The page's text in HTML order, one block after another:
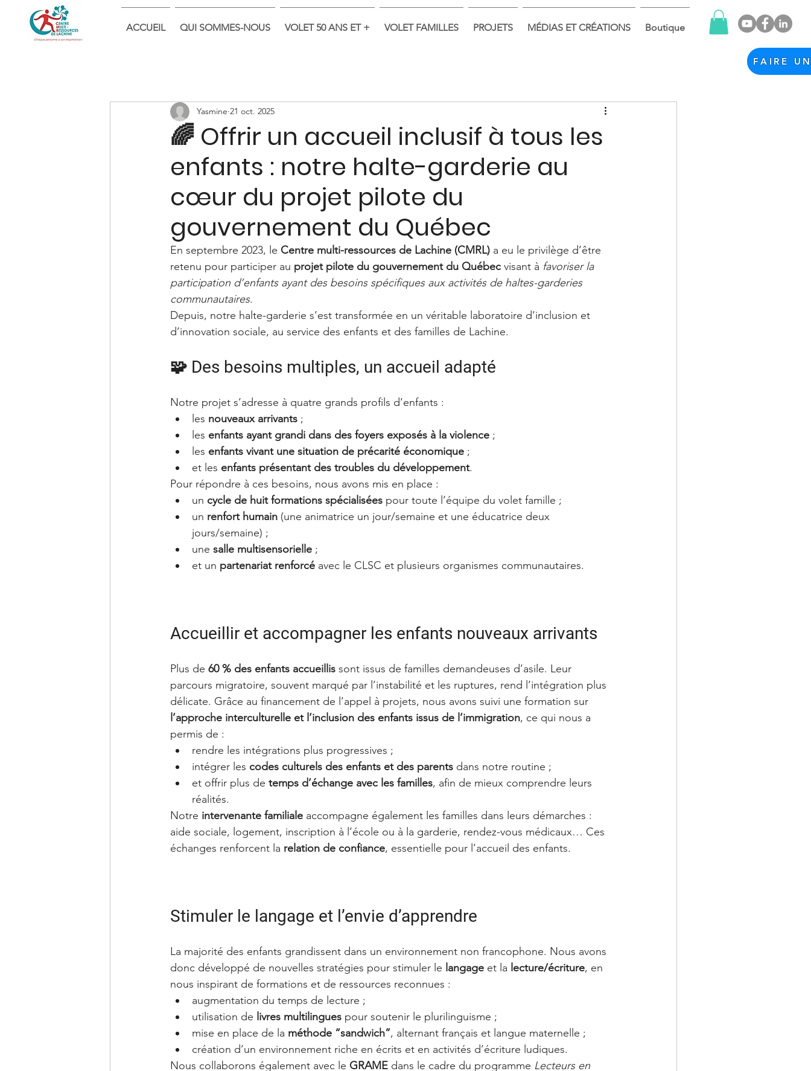
ACCUEIL QUI SOMMES-NOUS VOLET 50 ANS ET + VOLET FAMILLES PROJETS MÉDIAS ET CRÉATIONS Boutique
FAIRE
🌈 Offrir un accueil inclusif à tous les
enfants : notre halte-garderie au
cœur du projet pilote du
gouvernement du Québec
Yasmine 21 oct. 2025
En septembre 2023, le Centre multi-ressources de Lachine (CMRL) a eu le privilège d’être
retenu pour participer au projet pilote du gouvernement du Québec visant à favoriser la
participation d’enfants ayant des besoins spécifiques aux activités de haltes-garderies
communautaires.
Depuis, notre halte-garderie s’est transformée en un véritable laboratoire d’inclusion et
d’innovation sociale, au service des enfants et des familles de Lachine.
🧩 Des besoins multiples, un accueil adapté
Notre projet s’adresse à quatre grands profils d’enfants :
les nouveaux arrivants ;
les enfants ayant grandi dans des foyers exposés à la violence ;
les enfants vivant une situation de précarité économique ;
et les enfants présentant des troubles du développement.
Pour répondre à ces besoins, nous avons mis en place :
un cycle de huit formations spécialisées pour toute l’équipe du volet famille ;
un renfort humain (une animatrice un jour/semaine et une éducatrice deux
jours/semaine) ;
une salle multisensorielle ;
et un partenariat renforcé avec le CLSC et plusieurs organismes communautaires.
Accueillir et accompagner les enfants nouveaux arrivants
Plus de 60 % des enfants accueillis sont issus de familles demandeuses d’asile. Leur
parcours migratoire, souvent marqué par l’instabilité et les ruptures, rend l’intégration plus
délicate. Grâce au financement de l’appel à projets, nous avons suivi une formation sur
l’approche interculturelle et l’inclusion des enfants issus de l’immigration, ce qui nous a
permis de :
rendre les intégrations plus progressives ;
intégrer les codes culturels des enfants et des parents dans notre routine ;
et offrir plus de temps d’échange avec les familles, afin de mieux comprendre leurs
réalités.
Notre intervenante familiale accompagne également les familles dans leurs démarches :
aide sociale, logement, inscription à l’école ou à la garderie, rendez-vous médicaux… Ces
échanges renforcent la relation de confiance, essentielle pour l’accueil des enfants.
Stimuler le langage et l’envie d’apprendre
La majorité des enfants grandissent dans un environnement non francophone. Nous avons
donc développé de nouvelles stratégies pour stimuler le langage et la lecture/écriture, en
nous inspirant de formations et de ressources reconnues :
augmentation du temps de lecture ;
utilisation de livres multilingues pour soutenir le plurilinguisme ;
mise en place de la méthode “sandwich”, alternant français et langue maternelle ;
création d’un environnement riche en écrits et en activités d’écriture ludiques.
Nous collaborons également avec le GRAME dans le cadre du programme Lecteurs en